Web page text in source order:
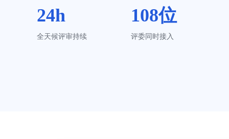
24h
全天候评审持续
108位
评委同时接入